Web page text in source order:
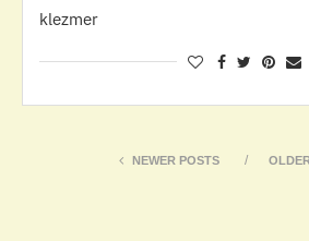
klezmer
NEWER POSTS